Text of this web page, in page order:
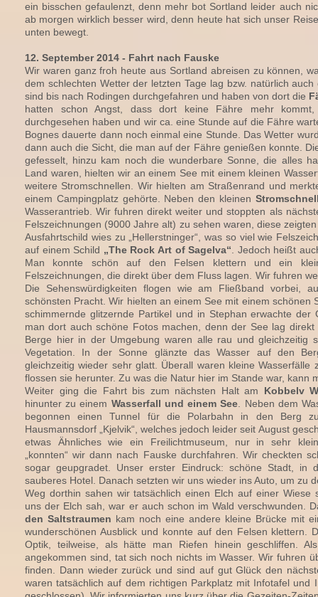
ein bisschen gefaulenzt, denn mehr bot Sortland leider auch
ab morgen wirklich besser wird, denn heute hat sich unser
unten bewegt.
12. September 2014 - Fahrt nach Fauske
Wir waren ganz froh heute aus Sortland abreisen zu können,
dem schlechten Wetter der letzten Tage lag bzw. natürlich
sind bis nach Rodingen durchgefahren und haben von dort die
hatten schon Angst, dass dort keine Fähre mehr
durchgesehen haben und wir ca. eine Stunde auf die Fähre
Bognes dauerte dann noch einmal eine Stunde. Das Wetter
dann auch die Sicht, die man auf der Fähre genießen konnte.
gefesselt, hinzu kam noch die wunderbare Sonne, die alles
Land waren, hielten wir an einem See mit einem kleinen
weitere Stromschnellen. Wir hielten am Straßenrand und
einem Campingplatz gehörte. Neben den kleinen
Wasserantrieb. Wir fuhren direkt weiter und stoppten als
Felszeichnungen (9000 Jahre alt) zu sehen waren, diese
Ausfahrtschild wies zu „Hellerstninger“, was so viel wie
auf einem Schild „The Rock Art of Sagelva“ . Jedoch heißt
Man konnte schön auf den Felsen klettern und ein
Felszeichnungen, die direkt über dem Fluss lagen. Wir fuhren
Die Sehenswürdigkeiten flogen wie am Fließband vorbei,
schönsten Pracht. Wir hielten an einem See mit einem schönen
schimmernde glitzernde Partikel und in Stephan erwachte der
man dort auch schöne Fotos machen, denn der See lag
Berge hier in der Umgebung waren alle rau und gleichzeitig
Vegetation. In der Sonne glänzte das Wasser auf den
gleichzeitig wieder sehr glatt. Überall waren kleine Wasserfälle
flossen sie herunter. Zu was die Natur hier im Stande war, kann
Weiter ging die Fahrt bis zum nächsten Halt am Kobbelv
hinunter zu einem Wasserfall und einem See . Neben dem
begonnen einen Tunnel für die Polarbahn in den Berg
Hausmannsdorf „Kjelvik“, welches jedoch leider seit August
etwas Ähnliches wie ein Freilichtmuseum, nur in sehr
„konnten“ wir dann nach Fauske durchfahren. Wir checkten
sogar geupgradet. Unser erster Eindruck: schöne Stadt,
sauberes Hotel. Danach setzten wir uns wieder ins Auto, um zu
Weg dorthin sahen wir tatsächlich einen Elch auf einer Wiese
uns der Elch sah, war er auch schon im Wald verschwunden.
den Saltstraumen kam noch eine andere kleine Brücke mit
wunderschönen Ausblick und konnte auf den Felsen klettern.
Optik, teilweise, als hätte man Riefen hinein geschliffen.
angekommen sind, tat sich noch nichts im Wasser. Wir fuhren
finden. Dann wieder zurück und sind auf gut Glück den
waren tatsächlich auf dem richtigen Parkplatz mit Infotafel und